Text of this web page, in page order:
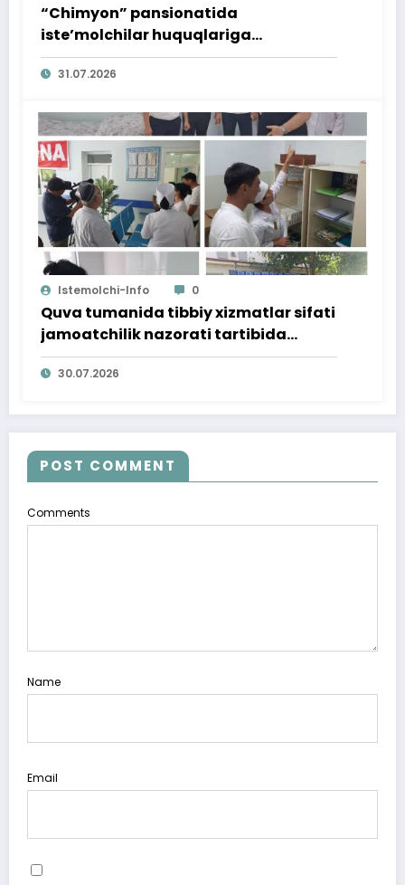
“Chimyon” pansionatida
iste’molchilar huquqlariga
bag‘ishlangan targ‘ibot tadbiri
o‘tkazildi
31.07.2026
Istemolchi-Info 0
Quva tumanida tibbiy xizmatlar sifati
jamoatchilik nazorati tartibida
o‘rganildi
30.07.2026
POST COMMENT
Comments
Name
Email